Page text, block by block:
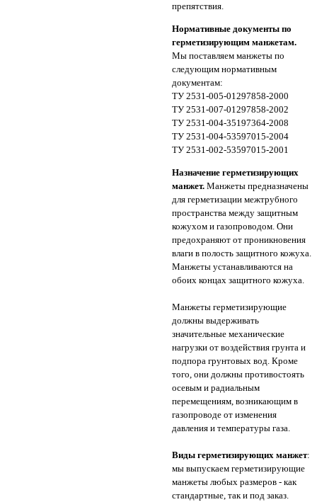
препятствия.
Нормативные документы по
герметизирующим манжетам.
Мы поставляем манжеты по
следующим нормативным
документам:
ТУ 2531-005-01297858-2000
ТУ 2531-007-01297858-2002
ТУ 2531-004-35197364-2008
ТУ 2531-004-53597015-2004
ТУ 2531-002-53597015-2001
Назначение герметизирующих
манжет.Манжеты предназначены
для герметизации межтрубного
пространства между защитным
кожухом и газопроводом. Они
предохраняют от проникновения
влаги в полость защитного кожуха.
Манжеты устанавливаются на
обоих концах защитного кожуха.
Манжеты герметизирующие
должны выдерживать
значительные механические
нагрузки от воздействия грунта и
подпора грунтовых вод. Кроме
того, они должны противостоять
осевым и радиальным
перемещениям, возникающим в
газопроводе от изменения
давления и температуры газа.
Виды герметизирующих манжет:
мы выпускаем герметизирующие
манжеты любых размеров - как
стандартные, так и под заказ.